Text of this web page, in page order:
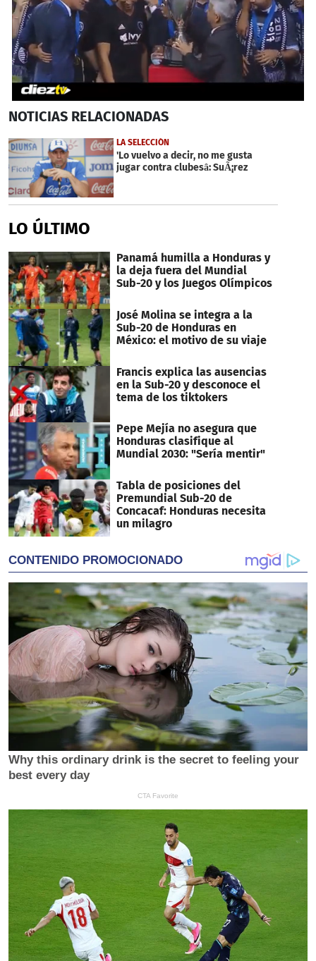
seconds
51
seconds
NOTICIAS RELACIONADAS
LA SELECCIÓN
'Lo vuelvo a decir, no me gusta
jugar contra clubesâ: SuÃ¡rez
LO ÚLTIMO
Panamá humilla a Honduras y
la deja fuera del Mundial
Sub-20 y los Juegos Olímpicos
José Molina se integra a la
Sub-20 de Honduras en
México: el motivo de su viaje
Francis explica las ausencias
en la Sub-20 y desconoce el
tema de los tiktokers
Pepe Mejía no asegura que
Honduras clasifique al
Mundial 2030: "Sería mentir"
Tabla de posiciones del
Premundial Sub-20 de
Concacaf: Honduras necesita
un milagro